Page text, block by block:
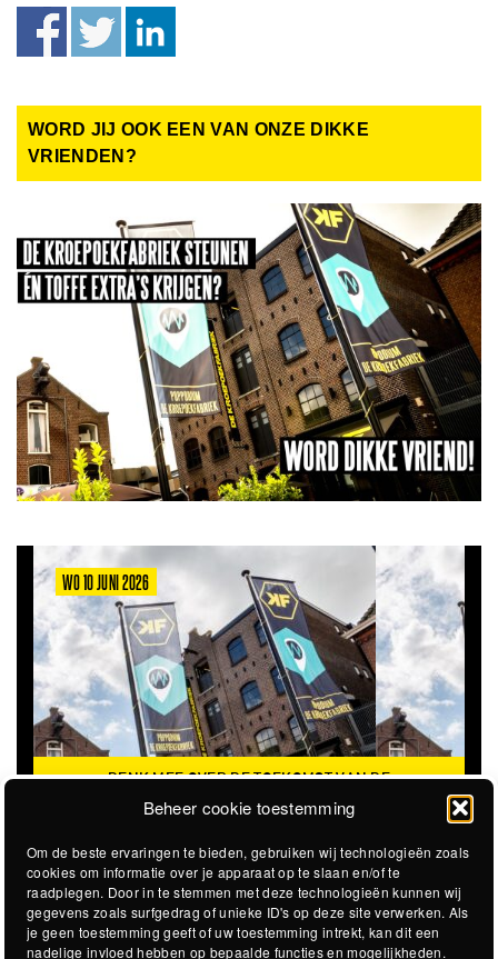
Beheer cookie toestemming
Om de beste ervaringen te bieden, gebruiken wij technologieën zoals
cookies om informatie over je apparaat op te slaan en/of te
raadplegen. Door in te stemmen met deze technologieën kunnen wij
gegevens zoals surfgedrag of unieke ID's op deze site verwerken. Als
je geen toestemming geeft of uw toestemming intrekt, kan dit een
nadelige invloed hebben op bepaalde functies en mogelijkheden.
WORD JIJ OOK EEN VAN ONZE DIKKE
VRIENDEN?
WO 10 JUNI 2026
DENK MEE OVER DE TOEKOMST VAN DE
KROEPOEKFABRIEK